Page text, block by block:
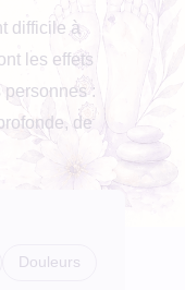
difficile à
les effets
personnes :
de
Douleurs